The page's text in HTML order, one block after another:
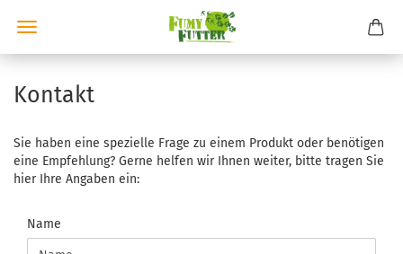
Kontakt
Sie haben eine spezielle Frage zu einem Produkt oder benötigen
eine Empfehlung? Gerne helfen wir Ihnen weiter, bitte tragen Sie
hier Ihre Angaben ein:
KONTAKT
Name